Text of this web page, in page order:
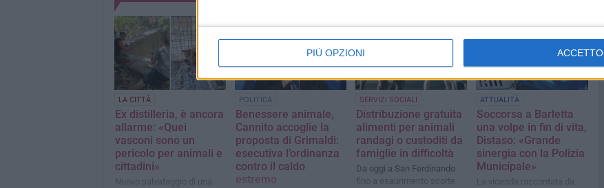
PIÙ OPZIONI ACCETTO
LA CITTÀ
Ex distilleria, è ancora
allarme: «Quei
vasconi sono un
pericolo per animali e
cittadini»
Nuovo salvataggio di una
POLITICA
Benessere animale,
Cannito accoglie la
proposta di Grimaldi:
esecutiva l’ordinanza
contro il caldo
estremo
SERVIZI SOCIALI
Distribuzione gratuita
alimenti per animali
randagi o custoditi da
famiglie in difficoltà
Da oggi a San Ferdinando
fino a esaurimento scorte
ATTUALITÀ
Soccorsa a Barletta
una volpe in fin di vita,
Distaso: «Grande
sinergia con la Polizia
Municipale»
La vicenda raccontata da